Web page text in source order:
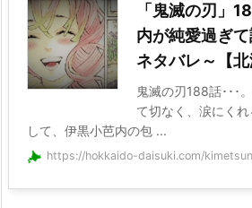
「鬼滅の刃」
内が純愛過ぎ
ネタバレ～【
鬼滅の刃188話･･･
て切なく、涙にく
して、伊黒小芭内の包 ...
https://hokkaido-daisuki.com/